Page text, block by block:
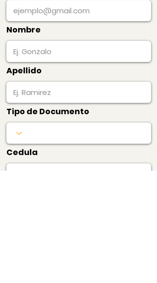
Nombre
Apellido
Tipo de Documento
Cedula